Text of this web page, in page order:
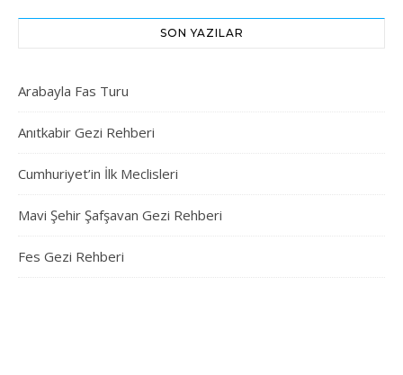
SON YAZILAR
Arabayla Fas Turu
Anıtkabir Gezi Rehberi
Cumhuriyet’in İlk Meclisleri
Mavi Şehir Şafşavan Gezi Rehberi
Fes Gezi Rehberi